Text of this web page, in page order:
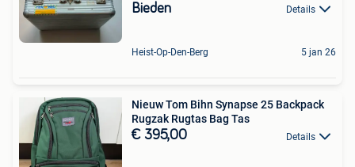
Bieden Details
Heist-Op-Den-Berg 5 jan 26
Nieuw Tom Bihn Synapse 25 Backpack
Rugzak Rugtas Bag Tas
€ 395,00 Details